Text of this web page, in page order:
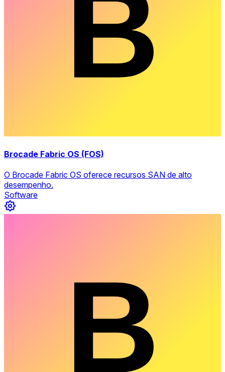
Brocade Fabric OS (FOS)
O Brocade Fabric OS oferece recursos SAN de alto
desempenho.
Software